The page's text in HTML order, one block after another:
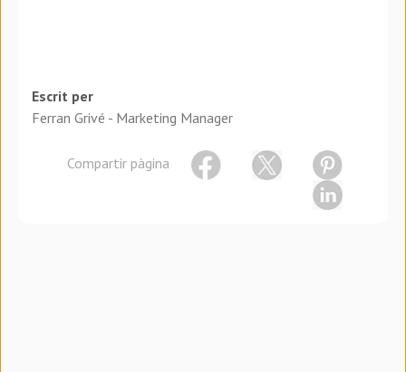
Escrit per
Ferran Grivé - Marketing Manager
Compartir pàgina